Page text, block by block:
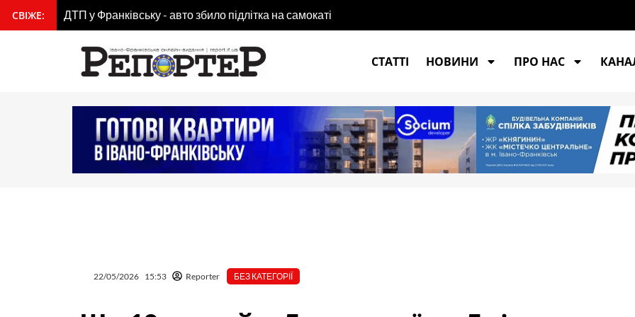
вмісту
СВІЖЕ:
рф уночі масовано атакувала Одесу ракетами
СТАТТІ
НОВИНИ ПРО НАС
22/05/2026 15:53 Reporter БЕЗ КАТЕГОРІЇ